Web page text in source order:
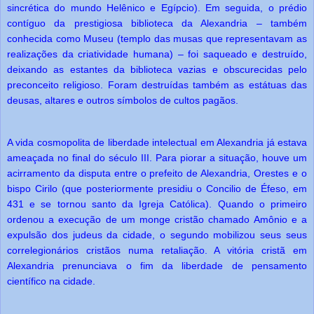
sincrética do mundo Helênico e Egípcio). Em seguida, o prédio
contíguo da prestigiosa biblioteca da Alexandria – também
conhecida como Museu (templo das musas que representavam as
realizações da criatividade humana) – foi saqueado e destruído,
deixando as estantes da biblioteca vazias e obscurecidas pelo
preconceito religioso. Foram destruídas também as estátuas das
deusas, altares e outros símbolos de cultos pagãos.
A vida cosmopolita de liberdade intelectual em Alexandria já estava
ameaçada no final do século III. Para piorar a situação, houve um
acirramento da disputa entre o prefeito de Alexandria, Orestes e o
bispo Cirilo (que posteriormente presidiu o Concilio de Éfeso, em
431 e se tornou santo da Igreja Católica). Quando o primeiro
ordenou a execução de um monge cristão chamado Amônio e a
expulsão dos judeus da cidade, o segundo mobilizou seus seus
correlegionários cristãos numa retaliação. A vitória cristã em
Alexandria prenunciava o fim da liberdade de pensamento
científico na cidade.